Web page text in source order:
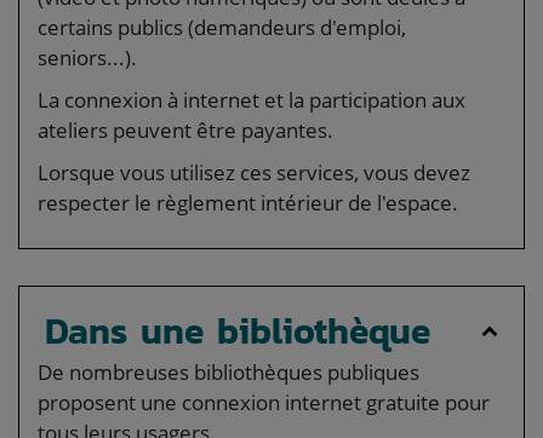
certains publics (demandeurs d'emploi,
seniors...).
La connexion à internet et la participation aux
ateliers peuvent être payantes.
Lorsque vous utilisez ces services, vous devez
respecter le règlement intérieur de l'espace.
Dans une bibliothèque
De nombreuses bibliothèques publiques
proposent une connexion internet gratuite pour